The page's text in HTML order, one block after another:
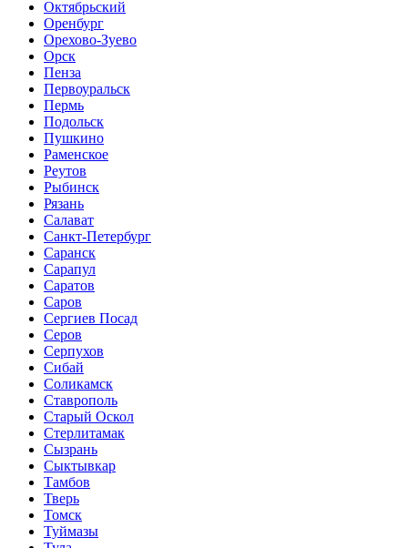
Октябрьский
Оренбург
Орехово-Зуево
Орск
Пенза
Первоуральск
Пермь
Подольск
Пушкино
Раменское
Реутов
Рыбинск
Рязань
Салават
Санкт-Петербург
Саранск
Сарапул
Саратов
Саров
Сергиев Посад
Серов
Серпухов
Сибай
Соликамск
Ставрополь
Старый Оскол
Стерлитамак
Сызрань
Сыктывкар
Тамбов
Тверь
Томск
Туймазы